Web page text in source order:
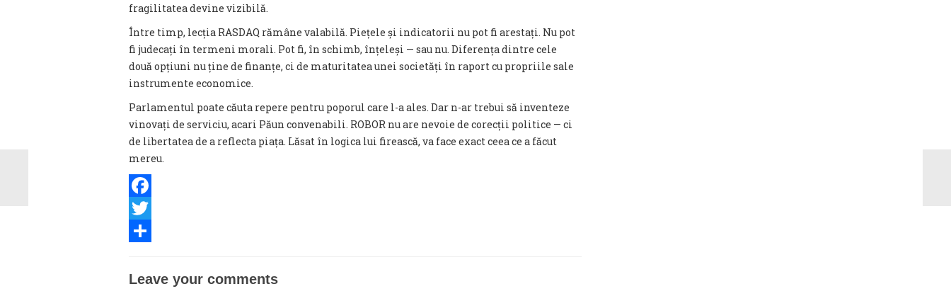
fragilitatea devine vizibilă.
Între timp, lecția RASDAQ rămâne valabilă. Piețele și indicatorii nu pot fi arestați. Nu pot
fi judecați în termeni morali. Pot fi, în schimb, înțeleși — sau nu. Diferența dintre cele
două opțiuni nu ține de finanțe, ci de maturitatea unei societăți în raport cu propriile sale
instrumente economice.
Parlamentul poate căuta repere pentru poporul care l-a ales. Dar n-ar trebui să inventeze
vinovați de serviciu, acari Păun convenabili. ROBOR nu are nevoie de corecții politice — ci
de libertatea de a reflecta piața. Lăsat în logica lui firească, va face exact ceea ce a făcut
mereu.
Facebook
Twitter
Leave your comments